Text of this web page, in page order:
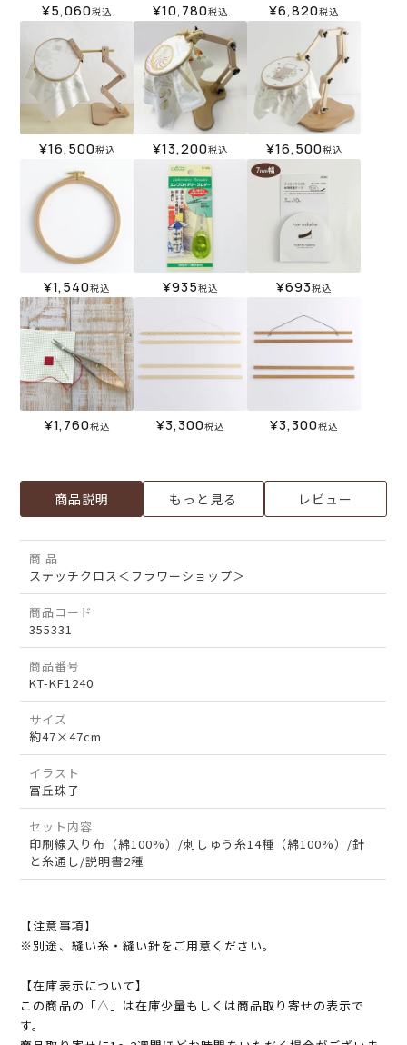
¥5,060税込 ¥10,780税込 ¥6,820税込
¥16,500税込 ¥13,200税込 ¥16,500税込
¥1,540税込 ¥935税込 ¥693税込
¥1,760税込 ¥3,300税込 ¥3,300税込
商品説明 もっと見る レビュー
商 品
ステッチクロス＜フラワーショップ＞
商品コード
355331
商品番号
KT-KF1240
サイズ
約47×47cm
イラスト
富丘珠子
セット内容
印刷線入り布（綿100%）/刺しゅう糸14種（綿100%）/針
と糸通し/説明書2種
【注意事項】
※別途、縫い糸・縫い針をご用意ください。
【在庫表示について】
この商品の「△」は在庫少量もしくは商品取り寄せの表示で
す。